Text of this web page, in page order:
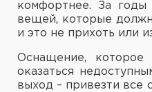
комфортнее. За годы
вещей, которые
и это не прихоть или
Оснащение,
оказаться
выход – привезти все